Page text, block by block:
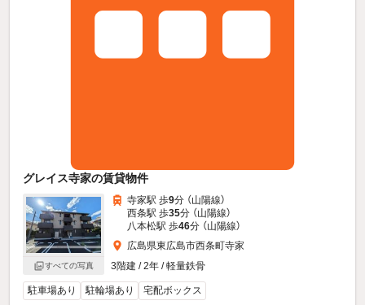
グレイス寺家の賃貸物件
すべての写真
寺家駅 歩9分 （山陽線）
西条駅 歩35分 （山陽線）
八本松駅 歩46分 （山陽線）
広島県東広島市西条町寺家
3階建 / 2年 / 軽量鉄骨
駐車場あり 駐輪場あり 宅配ボックス